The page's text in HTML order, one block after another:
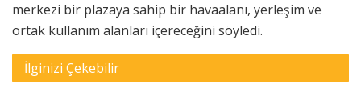
merkezi bir plazaya sahip bir havaalanı, yerleşim ve
ortak kullanım alanları içereceğini söyledi.
İlginizi Çekebilir